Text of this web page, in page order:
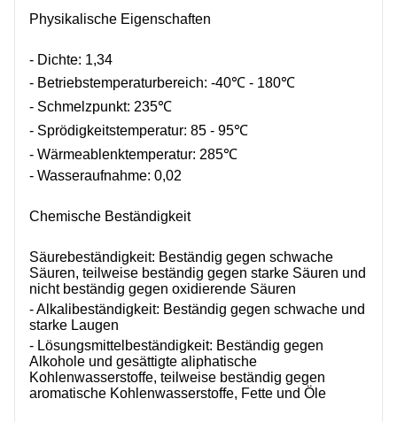
Physikalische Eigenschaften
- Dichte: 1,34
- Betriebstemperaturbereich: -40℃ - 180℃
- Schmelzpunkt: 235℃
- Sprödigkeitstemperatur: 85 - 95℃
- Wärmeablenktemperatur: 285℃
- Wasseraufnahme: 0,02
Chemische Beständigkeit
Säurebeständigkeit: Beständig gegen schwache
Säuren, teilweise beständig gegen starke Säuren und
nicht beständig gegen oxidierende Säuren
- Alkalibeständigkeit: Beständig gegen schwache und
starke Laugen
- Lösungsmittelbeständigkeit: Beständig gegen
Alkohole und gesättigte aliphatische
Kohlenwasserstoffe, teilweise beständig gegen
aromatische Kohlenwasserstoffe, Fette und Öle